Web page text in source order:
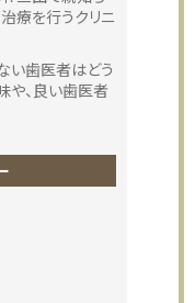
療を行うクリニ
い歯医者はどう
や、良い歯医者